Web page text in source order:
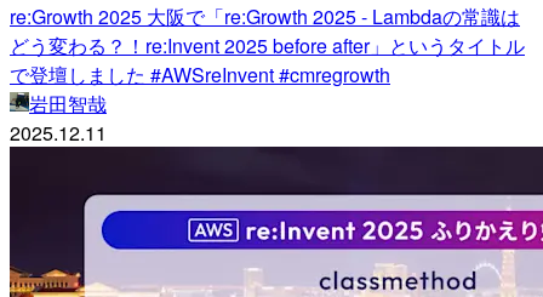
re:Growth 2025 大阪で「re:Growth 2025 - Lambdaの常識は
どう変わる？！re:Invent 2025 before after」というタイトル
で登壇しました #AWSreInvent #cmregrowth
岩田智哉
2025.12.11